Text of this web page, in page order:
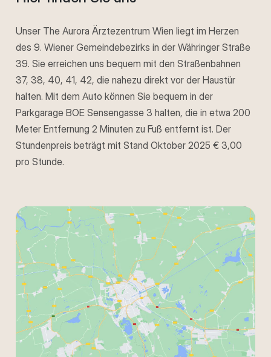
Unser The Aurora Ärztezentrum Wien liegt im Herzen
des 9. Wiener Gemeindebezirks in der Währinger Straße
39. Sie erreichen uns bequem mit den Straßenbahnen
37, 38, 40, 41, 42, die nahezu direkt vor der Haustür
halten. Mit dem Auto können Sie bequem in der
Parkgarage BOE Sensengasse 3 halten, die in etwa 200
Meter Entfernung 2 Minuten zu Fuß entfernt ist. Der
Stundenpreis beträgt mit Stand Oktober 2025 € 3,00
pro Stunde.